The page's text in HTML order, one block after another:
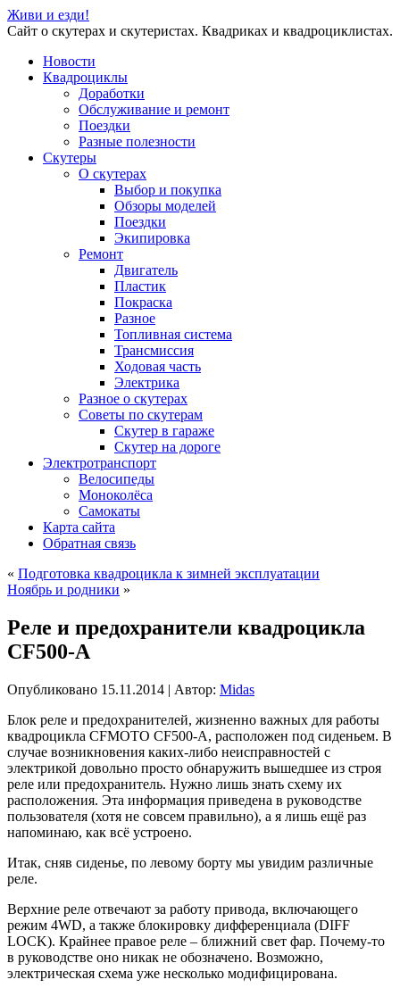
Живи и езди!
Сайт о скутерах и скутеристах. Квадриках и квадроциклистах.
Новости
Квадроциклы
Доработки
Обслуживание и ремонт
Поездки
Разные полезности
Скутеры
О скутерах
Выбор и покупка
Обзоры моделей
Поездки
Экипировка
Ремонт
Двигатель
Пластик
Покраска
Разное
Топливная система
Трансмиссия
Ходовая часть
Электрика
Разное о скутерах
Советы по скутерам
Скутер в гараже
Скутер на дороге
Электротранспорт
Велосипеды
Моноколёса
Самокаты
Карта сайта
Обратная связь
« Подготовка квадроцикла к зимней эксплуатации
Ноябрь и родники »
Реле и предохранители квадроцикла
CF500-A
Опубликовано 15.11.2014 | Автор: Midas
Блок реле и предохранителей, жизненно важных для работы
квадроцикла CFMOTO CF500-A, расположен под сиденьем. В
случае возникновения каких-либо неисправностей с
электрикой довольно просто обнаружить вышедшее из строя
реле или предохранитель. Нужно лишь знать схему их
расположения. Эта информация приведена в руководстве
пользователя (хотя не совсем правильно), а я лишь ещё раз
напоминаю, как всё устроено.
Итак, сняв сиденье, по левому борту мы увидим различные
реле.
Верхние реле отвечают за работу привода, включающего
режим 4WD, а также блокировку дифференциала (DIFF
LOCK). Крайнее правое реле – ближний свет фар. Почему-то
в руководстве оно никак не обозначено. Возможно,
электрическая схема уже несколько модифицирована.